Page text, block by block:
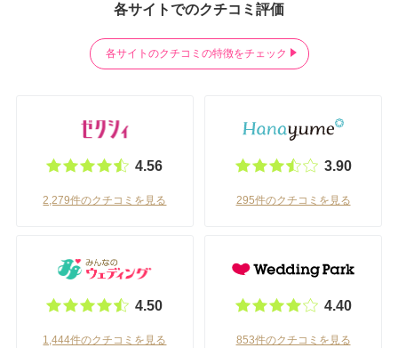
各サイトでのクチコミ評価
各サイトのクチコミの特徴をチェック
4.56
2,279件のクチコミを見る
3.90
295件のクチコミを見る
4.50
1,444件のクチコミを見る
4.40
853件のクチコミを見る